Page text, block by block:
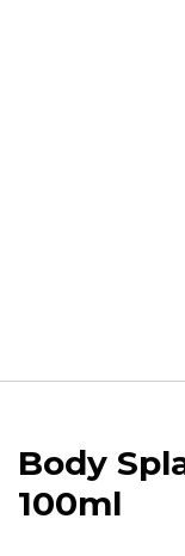
Body
100ml